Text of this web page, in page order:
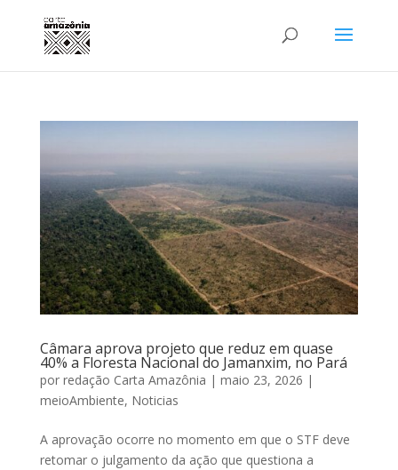
Câmara aprova projeto que reduz em quase
40% a Floresta Nacional do Jamanxim, no Pará
por redação Carta Amazônia | maio 23, 2026 |
meioAmbiente, Noticias
A aprovação ocorre no momento em que o STF deve
retomar o julgamento da ação que questiona a